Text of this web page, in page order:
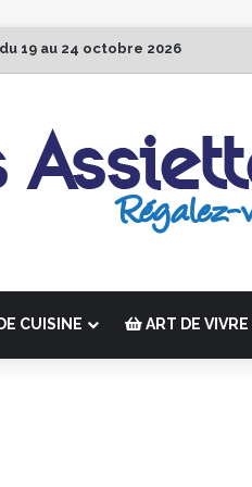
19 au 24 octobre 2026
CUISINE ART DE VIVRE